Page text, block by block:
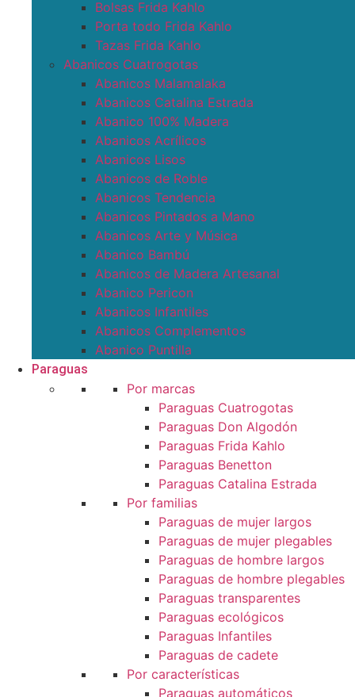
Bolsas Frida Kahlo
Porta todo Frida Kahlo
Tazas Frida Kahlo
Abanicos Cuatrogotas
Abanicos Malamalaka
Abanicos Catalina Estrada
Abanico 100% Madera
Abanicos Acrílicos
Abanicos Lisos
Abanicos de Roble
Abanicos Tendencia
Abanicos Pintados a Mano
Abanicos Arte y Música
Abanico Bambú
Abanicos de Madera Artesanal
Abanico Pericon
Abanicos Infantiles
Abanicos Complementos
Abanico Puntilla
Paraguas
Por marcas
Paraguas Cuatrogotas
Paraguas Don Algodón
Paraguas Frida Kahlo
Paraguas Benetton
Paraguas Catalina Estrada
Por familias
Paraguas de mujer largos
Paraguas de mujer plegables
Paraguas de hombre largos
Paraguas de hombre plegables
Paraguas transparentes
Paraguas ecológicos
Paraguas Infantiles
Paraguas de cadete
Por características
Paraguas automáticos